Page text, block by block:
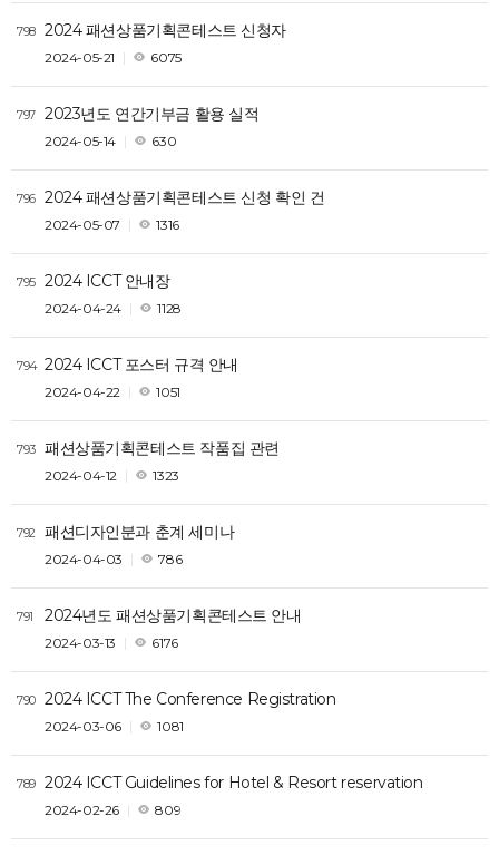
798 2024 패션상품기획콘테스트 신청자
2024-05-21 6075
797 2023년도 연간기부금 활용 실적
2024-05-14 630
796 2024 패션상품기획콘테스트 신청 확인 건
2024-05-07 1316
795 2024 ICCT 안내장
2024-04-24 1128
794 2024 ICCT 포스터 규격 안내
2024-04-22 1051
793 패션상품기획콘테스트 작품집 관련
2024-04-12 1323
792 패션디자인분과 춘계 세미나
2024-04-03 786
791 2024년도 패션상품기획콘테스트 안내
2024-03-13 6176
790 2024 ICCT The Conference Registration
2024-03-06 1081
789 2024 ICCT Guidelines for Hotel & Resort reservation
2024-02-26 809